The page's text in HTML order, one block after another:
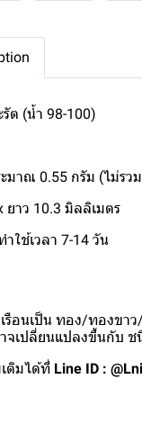
ต (น้ำ 98-100)
มาณ 0.55 กรัม (ไม่รว
ยาว 10.3 มิลลิเมตร
ใช้เวลา 7-14 วัน
รือนเป็น ทอง/ทองขา
จเปลี่ยนแปลงขึ้นกับ
ติมได้ที่ Line ID :